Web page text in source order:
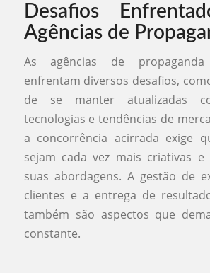
Desafios
Agências de
As agências de
enfrentam diversos desafios,
de se manter atualizadas
tecnologias e tendências de
a concorrência acirrada exige
sejam cada vez mais criativas e
suas abordagens. A gestão de
clientes e a entrega de
também são aspectos que
constante.